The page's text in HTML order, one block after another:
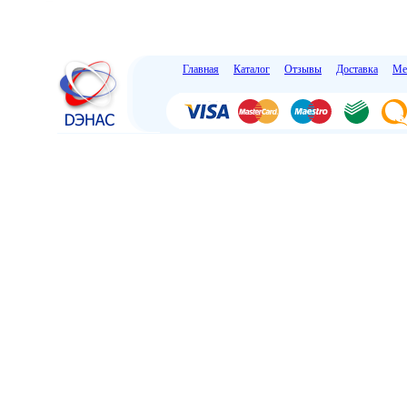
Главная Каталог Отзывы Доставка